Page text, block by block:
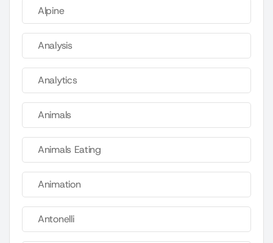
Alpine
Analysis
Analytics
Animals
Animals Eating
Animation
Antonelli